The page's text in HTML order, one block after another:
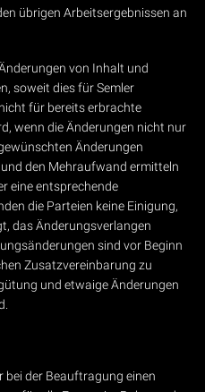
übrigen Arbeitsergebnissen an
von Inhalt und
soweit dies für Semler
für bereits erbrachte
wenn die Änderungen nicht nur
Änderungen
den Mehraufwand ermitteln
eine entsprechende
die Parteien keine Einigung,
das Änderungsverlangen
sind vor Beginn
Zusatzvereinbarung zu
und etwaige Änderungen
der Beauftragung einen